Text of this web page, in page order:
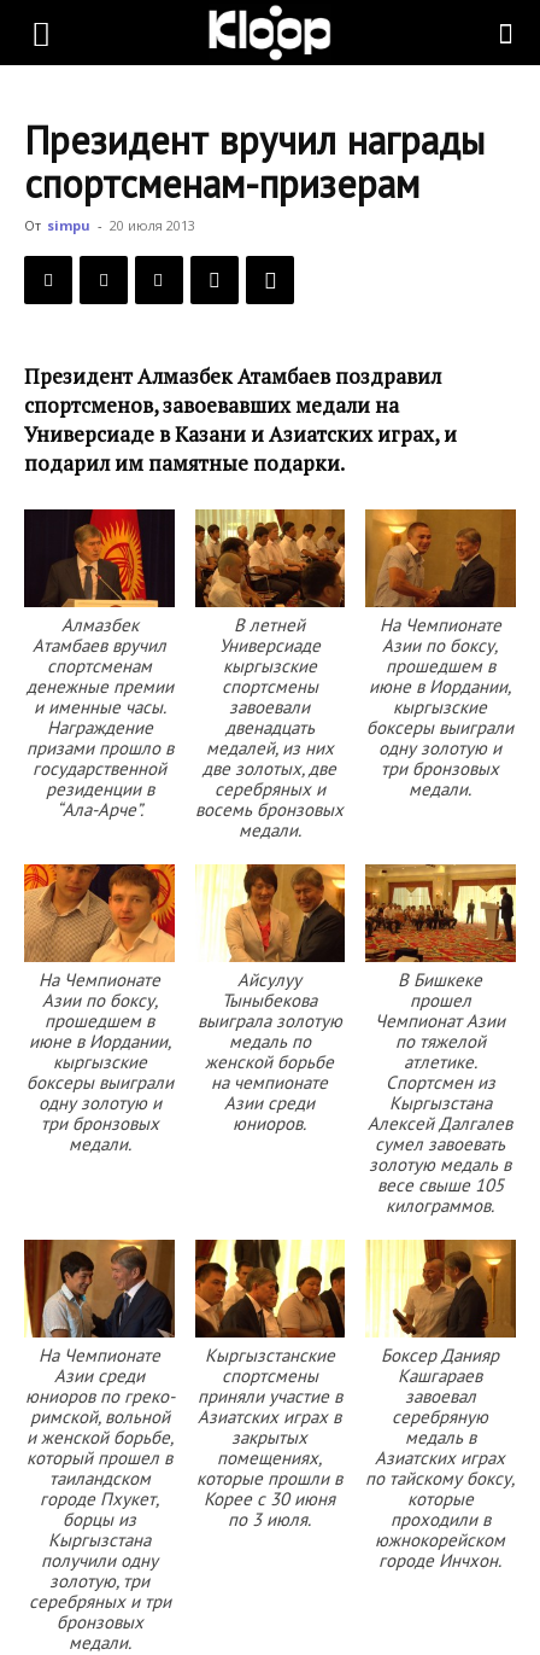
KLOOP.KG
Новости
Президент вручил награды
спортсменам-призерам
От simpu - 20 июля 2013
Президент Алмазбек Атамбаев поздравил
спортсменов, завоевавших медали на
Универсиаде в Казани и Азиатских играх, и
подарил им памятные подарки.
Алмазбек
Атамбаев вручил
спортсменам
денежные премии
и именные часы.
Награждение
призами прошло в
государственной
резиденции в
“Ала-Арче”.
В летней
Универсиаде
кыргызские
спортсмены
завоевали
двенадцать
медалей, из них
две золотых, две
серебряных и
восемь бронзовых
медали.
На Чемпионате
Азии по боксу,
прошедшем в
июне в Иордании,
кыргызские
боксеры выиграли
одну золотую и
три бронзовых
медали.
На Чемпионате
Азии по боксу,
прошедшем в
июне в Иордании,
кыргызские
боксеры выиграли
одну золотую и
три бронзовых
медали.
Айсулуу
Тыныбекова
выиграла золотую
медаль по
женской борьбе
на чемпионате
Азии среди
юниоров.
В Бишкеке
прошел
Чемпионат Азии
по тяжелой
атлетике.
Спортсмен из
Кыргызстана
Алексей Далгалев
сумел завоевать
золотую медаль в
весе свыше 105
килограммов.
На Чемпионате
Азии среди
юниоров по греко-
римской, вольной
и женской борьбе,
который прошел в
таиландском
городе Пхукет,
борцы из
Кыргызстана
получили одну
золотую, три
серебряных и три
бронзовых
медали.
Кыргызстанские
спортсмены
приняли участие в
Азиатских играх в
закрытых
помещениях,
которые прошли в
Корее с 30 июня
по 3 июля.
Боксер Данияр
Кашгараев
завоевал
серебряную
медаль в
Азиатских играх
по тайскому боксу,
которые
проходили в
южнокорейском
городе Инчхон.